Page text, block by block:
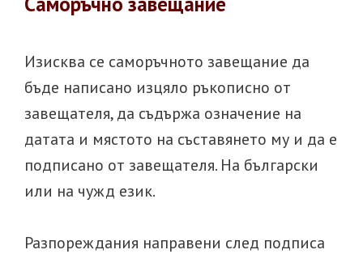
Изисква се саморъчното завещание да
бъде написано изцяло ръкописно от
завещателя, да съдържа означение на
датата и мястото на съставянето му и да е
подписано от завещателя. На български
или на чужд език.
Разпореждания направени след подписа